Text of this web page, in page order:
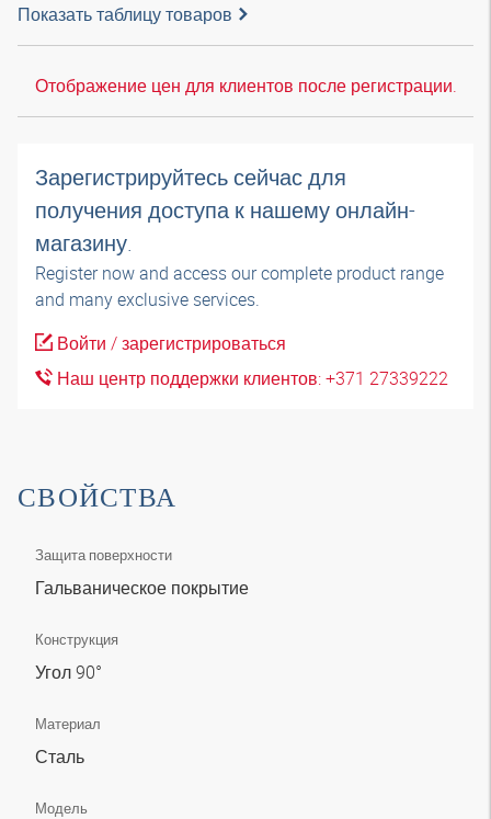
Показать таблицу товаров
Отображение цен для клиентов после регистрации.
Зарегистрируйтесь сейчас для
получения доступа к нашему онлайн-
магазину.
Register now and access our complete product range
and many exclusive services.
Войти / зарегистрироваться
Наш центр поддержки клиентов: +371 27339222
СВОЙСТВА
Защита поверхности
Гальваническое покрытие
Конструкция
Угол 90°
Материал
Сталь
Модель